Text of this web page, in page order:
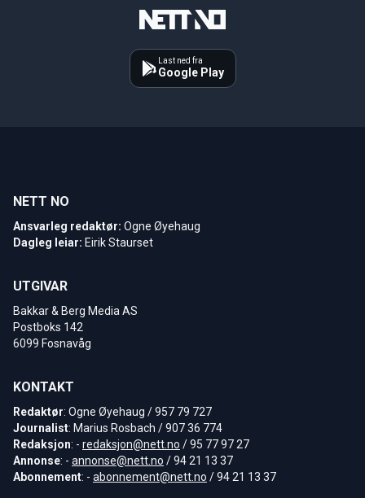
Last ned fra
Google Play
NETT NO
Ansvarleg redaktør: Ogne Øyehaug
Dagleg leiar: Eirik Staurset
UTGIVAR
Bakkar & Berg Media AS
Postboks 142
6099 Fosnavåg
KONTAKT
Redaktør: Ogne Øyehaug / 957 79 727
Journalist: Marius Rosbach / 907 36 774
Redaksjon: - redaksjon@nett.no / 95 77 97 27
Annonse: - annonse@nett.no / 94 21 13 37
Abonnement: - abonnement@nett.no / 94 21 13 37